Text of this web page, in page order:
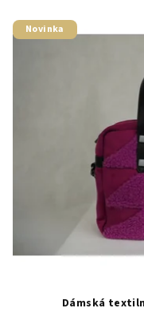
Novinka
Dámská